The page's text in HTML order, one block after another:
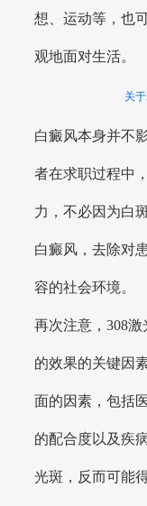
想、运动等，也
观地面对生活。
关
白癜风本身并不
者在求职过程中
力，不必因为白
白癜风，去除对
容的社会环境。
再次注意，308
的效果的关键因
面的因素，包括
的配合度以及疾
光斑，反而可能